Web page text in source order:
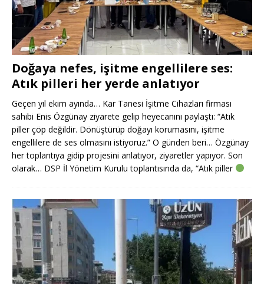
Doğaya nefes, işitme engellilere ses:
Atık pilleri her yerde anlatıyor
Geçen yıl ekim ayında… Kar Tanesi İşitme Cihazları firması
sahibi Enis Özgünay ziyarete gelip heyecanını paylaştı: “Atık
piller çöp değildir. Dönüştürüp doğayı korumasını, işitme
engellilere de ses olmasını istiyoruz.” O günden beri… Özgünay
her toplantıya gidip projesini anlatıyor, ziyaretler yapıyor. Son
olarak… DSP İl Yönetim Kurulu toplantısında da, “Atık piller